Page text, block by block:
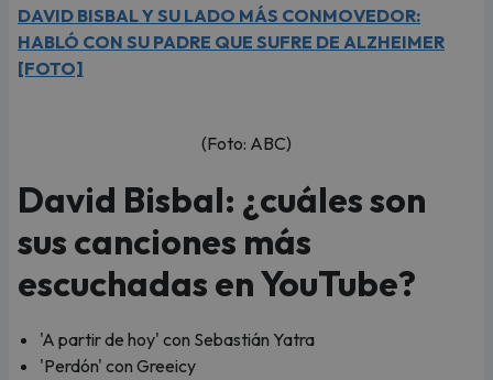
DAVID BISBAL Y SU LADO MÁS CONMOVEDOR:
HABLÓ CON SU PADRE QUE SUFRE DE ALZHEIMER
[FOTO]
(Foto: ABC)
David Bisbal: ¿cuáles son
sus canciones más
escuchadas en YouTube?
'A partir de hoy' con Sebastián Yatra
'Perdón' con Greeicy